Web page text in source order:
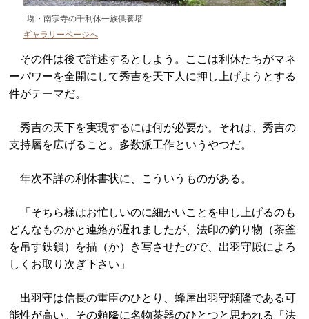
堺・南宗寺の千利休一族供養塔
ギャラリーページへ
その件は後で詳述するとしよう。ここは利休たちがマネ
ーパワーを全開にして秀吉を天下人に押し上げようとする
件がテーマだ。
秀吉の天下を実現するには何が必要か。それは、秀吉の
支持層を広げること。多数派工作というやつだ。
年次不詳の利休書状に、こういうものがある。
「そちら様はお忙しいのに細かいことを申し上げるのも
どんなものかと連絡が遅れましたが、法印の釣り物（茶釜
を吊す鉄鎖）を描（か）き写させたので、出羽守殿によろ
しくお取り次ぎ下さい」
出羽守は信長の重臣のひとり、蜂屋出羽守頼隆である可
能性が高い。その頼隆に名物茶器のひとつと思われる「法